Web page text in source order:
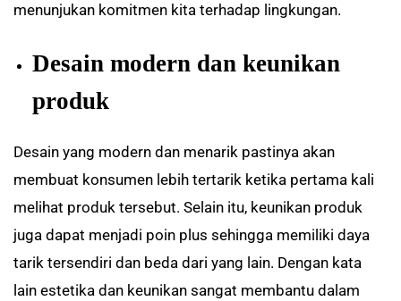
menunjukan komitmen kita terhadap lingkungan.
Desain modern dan keunikan
produk
Desain yang modern dan menarik pastinya akan
membuat konsumen lebih tertarik ketika pertama kali
melihat produk tersebut. Selain itu, keunikan produk
juga dapat menjadi poin plus sehingga memiliki daya
tarik tersendiri dan beda dari yang lain. Dengan kata
lain estetika dan keunikan sangat membantu dalam